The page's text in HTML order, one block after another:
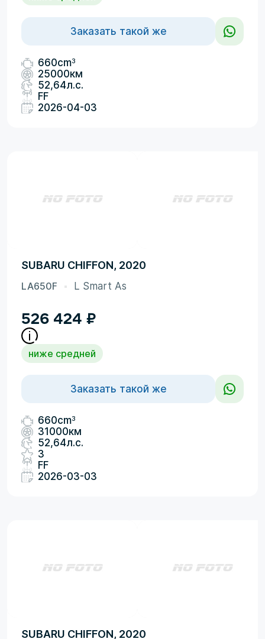
Заказать такой же
660cm3
25000км
52,64л.с.
FF
2026-04-03
SUBARU CHIFFON, 2020
LA650F L Smart As
526 424 ₽
ниже средней
Заказать такой же
660cm3
31000км
52,64л.с.
3
FF
2026-03-03
SUBARU CHIFFON, 2020